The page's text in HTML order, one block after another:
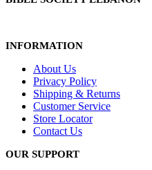
INFORMATION
About Us
Privacy Policy
Shipping & Returns
Customer Service
Store Locator
Contact Us
OUR SUPPORT